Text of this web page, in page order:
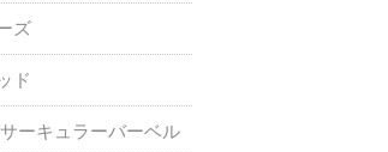
ズ
ド
ーキュラーバーベル